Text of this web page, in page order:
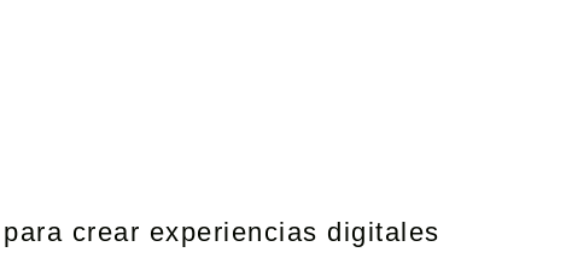
crear experiencias digitales